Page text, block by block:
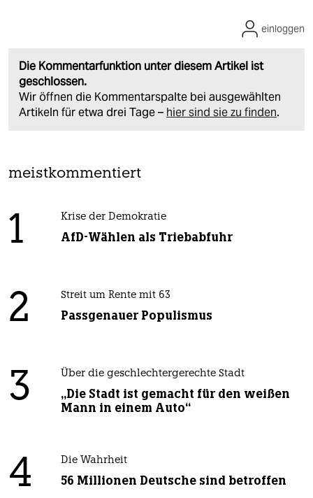
Die Kommentarfunktion unter diesem Artikel ist
geschlossen.
Wir öffnen die Kommentarspalte bei ausgewählten
Artikeln für etwa drei Tage – hier sind sie zu finden.
einloggen
meistkommentiert
1 Krise der Demokratie
AfD-Wählen als Triebabfuhr
2 Streit um Rente mit 63
Passgenauer Populismus
3 Über die geschlechtergerechte Stadt
„Die Stadt ist gemacht für den weißen
Mann in einem Auto“
4 Die Wahrheit
56 Millionen Deutsche sind betroffen